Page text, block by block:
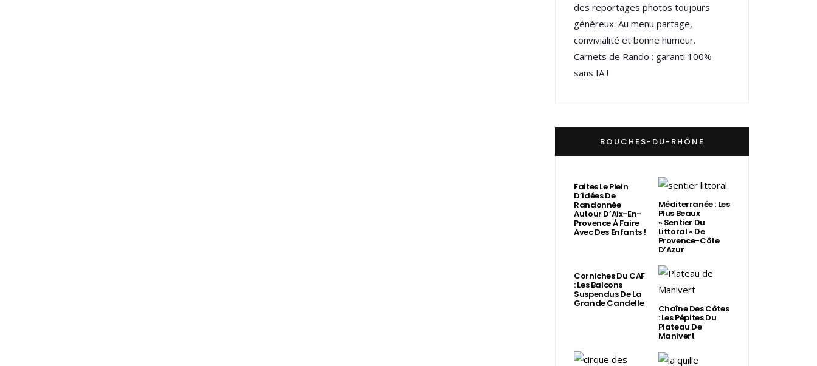
des reportages photos toujours
généreux. Au menu partage,
convivialité et bonne humeur.
Carnets de Rando : garanti 100%
sans IA !
BOUCHES-DU-RHÔNE
Faites Le Plein
D’idées De
Randonnée
Autour D’Aix-En-
Provence À Faire
Avec Des Enfants !
Méditerranée : Les
Plus Beaux
« Sentier Du
Littoral » De
Provence-Côte
D’Azur
Corniches Du CAF
: Les Balcons
Suspendus De La
Grande Candelle Chaîne Des Côtes
: Les Pépites Du
Plateau De
Manivert